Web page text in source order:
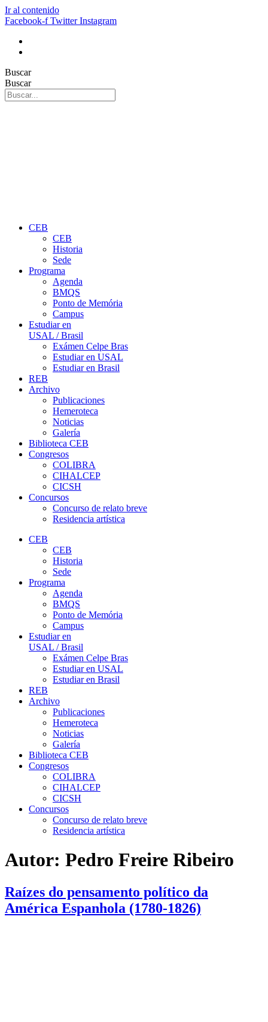
Ir al contenido
Facebook-f Twitter Instagram
Buscar
Buscar
CEB
CEB
Historia
Sede
Programa
Agenda
BMQS
Ponto de Memória
Campus
Estudiar en
USAL / Brasil
Exámen Celpe Bras
Estudiar en USAL
Estudiar en Brasil
REB
Archivo
Publicaciones
Hemeroteca
Noticias
Galería
Biblioteca CEB
Congresos
COLIBRA
CIHALCEP
CICSH
Concursos
Concurso de relato breve
Residencia artística
CEB
CEB
Historia
Sede
Programa
Agenda
BMQS
Ponto de Memória
Campus
Estudiar en
USAL / Brasil
Exámen Celpe Bras
Estudiar en USAL
Estudiar en Brasil
REB
Archivo
Publicaciones
Hemeroteca
Noticias
Galería
Biblioteca CEB
Congresos
COLIBRA
CIHALCEP
CICSH
Concursos
Concurso de relato breve
Residencia artística
Autor: Pedro Freire Ribeiro
Raízes do pensamento político da
América Espanhola (1780-1826)